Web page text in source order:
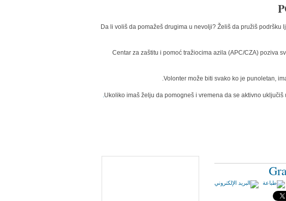
Da li voliš da pomažeš drugima u nevolji? Želiš da pružiš
Centar za zaštitu i pomoć tražiocima azila (APC/CZA) poziva
Volonter može biti svako ko je punoletan,
Ukoliko imaš želju da pomogneš i vremena da se aktivno